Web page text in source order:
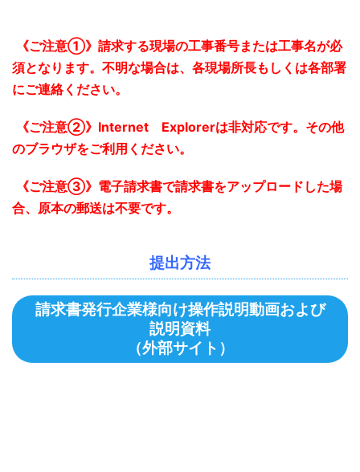
《ご注意①》 請求する現場の工事番号または工事名が必
須となります。 不明な場合は、各現場所長もしくは各部署
にご連絡ください。
《ご注意②》 Internet Explorerは非対応です。 その他
のブラウザをご利用ください。
《ご注意③》 電子請求書で請求書をアップロードした場
合、原本の郵送は不要です。
提出方法
請求書発行企業様向け操作説明動画および
説明資料
（外部サイト）